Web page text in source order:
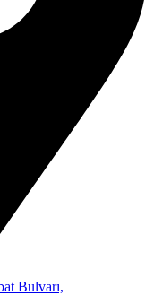
Bulvarı,